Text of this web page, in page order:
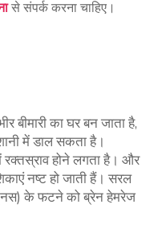
से संपर्क करना चाहिए।
का घर बन जाता है,
में डाल सकता है।
होने लगता है। और
नष्ट हो जाती हैं। सरल
(नस) के फटने को ब्रेन हेमरेज